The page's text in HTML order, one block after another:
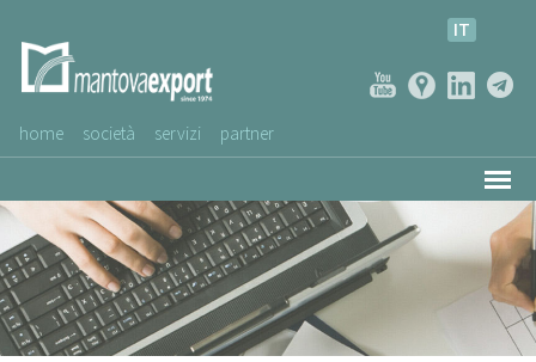
IT
home società servizi partner
AZIENDE CLIENTI
NEWS
VIDEO
SERVIZIO CLIENTI